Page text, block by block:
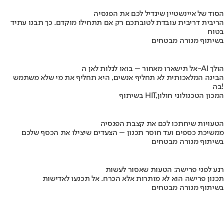
הסוד של איינשטיין שיגדיל לכם את הפנסיה
הריבית דריבית עובדת לטובתכם רק אם תתחילו מוקדם. כך תבנו עתיד
בטוח
בשיתוף מנורה מבטחים
אל תישארו מאחור – בואו לגלות לאן ה-AI הולך
הבינה המלאכותית לא תחליף אנשים, היא תחליף את מי שלא משתמש
בה!
בשיתוף HIT,המכון הטכנולוגי חולון
הטעויות שיחתכו לכם את קצבת הפנסיה
ממשיכת כספים ועד חוסר תכנון – הצעדים שיצילו את הכסף שלכם
בשיתוף מנורה מבטחים
רגע לפני פרישה: הטעות שאסור לעשות
תכנון פרישה הוא לא מותרות אלא הכרח. אל תכנעו לאדישות
בשיתוף מנורה מבטחים